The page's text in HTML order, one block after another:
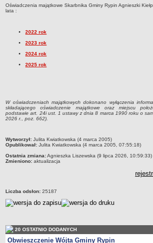
Zadania publiczne
Realizacja zadań publicznych
Rejestr zbiorów danych osobowych
Rejestr instytucji kultury
RODO Klauzule informacyjne
Dane teleadresowe
Tabela informacyjna
Nr konta bankowego, NIP, REGON
Pracownicy urzędu - urząd gminy
Pracownicy urzędu - baza magazynowo -
Regulamin organizacyjny
Regulamin naboru na wolne stanowiska
Lista kandydatów spełniających wymagania
wolne stanowiska urzędnicze
Oświadczenia majątkowe Skarbnika Gminy Rypin Agnieszki
lata :
2022 rok
2023 rok
2024 rok
2025 rok
W oświadczeniach majątkowych dokonano wyłączenia
składającego oświadczenie majątkowe oraz miejscu
podstawie art. 24i ust. 1 ustawy z dnia 8 marca 1990 roku o
2026 r., poz. 662).
metryczka
Wytworzył: Julita Kwiatkowska (4 marca 2005)
Opublikował: Julita Kwiatkowska (4 marca 2005, 07:55:18)
Ostatnia zmiana:Agnieszka Liszewska (9 lipca 2026, 10:59:33)
Zmieniono: aktualizacja
Liczba odsłon: 25187
20 OSTATNIO DODANYCH
Obwieszczenie Wójta Gminy Rypin